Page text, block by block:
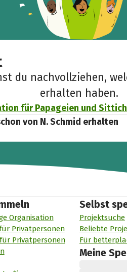
du nachvollziehen,
erhalten haben.
für Papageien und
von N. Schmid erhalten
Organisation
Privatpersonen
Privatpersonen
Selbst
Projektsuche
Beliebte
Für
Meine